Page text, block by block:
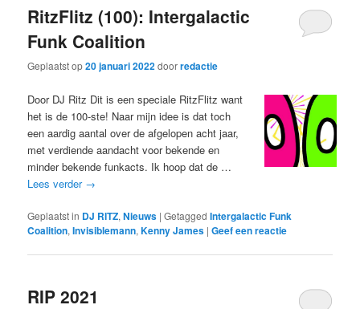
RitzFlitz (100): Intergalactic
Funk Coalition
Geplaatst op20 januari 2022doorredactie
Door DJ Ritz Dit is een speciale RitzFlitz want
het is de 100-ste! Naar mijn idee is dat toch
een aardig aantal over de afgelopen acht jaar,
met verdiende aandacht voor bekende en
minder bekende funkacts. Ik hoop dat de …
Lees verder →
Geplaatst in DJ RITZ,Nieuws |Getagged Intergalactic Funk
Coalition,Invisiblemann,Kenny James |Geef een reactie
RIP 2021